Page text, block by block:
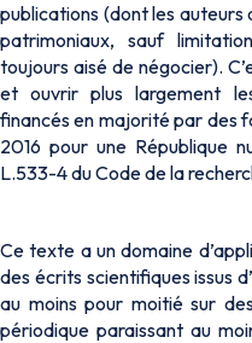
publications (dont les auteurs
patrimoniaux, sauf
toujours aisé de négocier).
et ouvrir plus largement
financés en majorité par des
2016 pour une République
L.533-4 du Code de la
Ce texte a un domaine
des écrits scientifiques issus
au moins pour moitié sur
périodique paraissant au